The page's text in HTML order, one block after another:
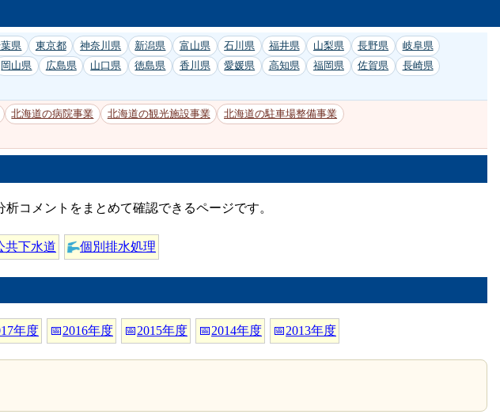
県 東京都 神奈川県 新潟県 富山県 石川県 福井県 山梨県 長野県
岐阜県
岡山県 広島県 山口県 徳島県 香川県 愛媛県 高知県 福岡県 佐賀県
長崎県
北海道の病院事業 北海道の観光施設事業
北海道の駐車場整備事業
コメントをまとめて確認できるページです。
共下水道 個別排水処理
年度 📅2016年度 📅2015年度 📅2014年度 📅2013年度